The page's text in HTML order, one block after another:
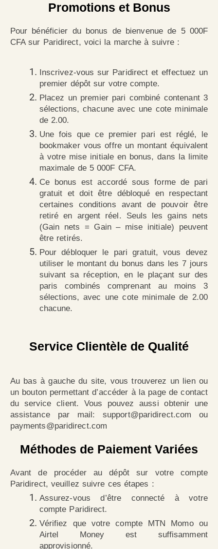
Promotions et Bonus
Pour bénéficier du bonus de bienvenue de 5 000F
CFA sur Paridirect, voici la marche à suivre :
Inscrivez-vous sur Paridirect et effectuez un
premier dépôt sur votre compte.
Placez un premier pari combiné contenant 3
sélections, chacune avec une cote minimale
de 2.00.
Une fois que ce premier pari est réglé, le
bookmaker vous offre un montant équivalent
à votre mise initiale en bonus, dans la limite
maximale de 5 000F CFA.
Ce bonus est accordé sous forme de pari
gratuit et doit être débloqué en respectant
certaines conditions avant de pouvoir être
retiré en argent réel. Seuls les gains nets
(Gain nets = Gain – mise initiale) peuvent
être retirés.
Pour débloquer le pari gratuit, vous devez
utiliser le montant du bonus dans les 7 jours
suivant sa réception, en le plaçant sur des
paris combinés comprenant au moins 3
sélections, avec une cote minimale de 2.00
chacune.
Service Clientèle de Qualité
Au bas à gauche du site, vous trouverez un lien ou
un bouton permettant d’accéder à la page de contact
du service client. Vous pouvez aussi obtenir une
assistance par mail: support@paridirect.com ou
payments@paridirect.com
Méthodes de Paiement Variées
Avant de procéder au dépôt sur votre compte
Paridirect, veuillez suivre ces étapes :
Assurez-vous d’être connecté à votre
compte Paridirect.
Vérifiez que votre compte MTN Momo ou
Airtel Money est suffisamment
approvisionné.